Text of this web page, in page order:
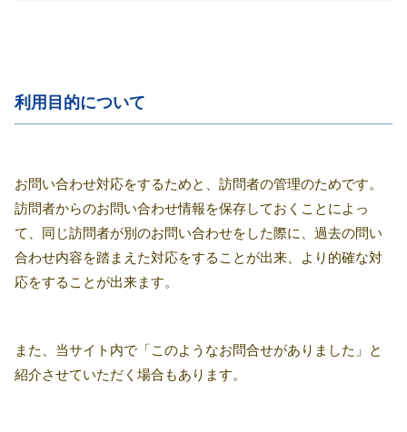
利用目的について
お問い合わせ対応をするためと、訪問者の管理のためです。
訪問者からのお問い合わせ情報を保存しておくことによっ
て、同じ訪問者が別のお問い合わせをした際に、過去の問い
合わせ内容を踏まえた対応をすることが出来、より的確な対
応をすることが出来ます。
また、当サイト内で「このようなお問合せがありました」と
紹介させていただく場合もあります。